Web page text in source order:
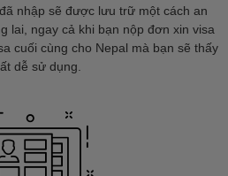
nhập sẽ được lưu trữ một cách an
lai, ngay cả khi bạn nộp đơn xin visa
cuối cùng cho Nepal mà bạn sẽ thấy
dễ sử dụng.